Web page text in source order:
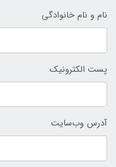
نام و نام خانوادگی
پست الکترونیک
آدرس وب‌سایت